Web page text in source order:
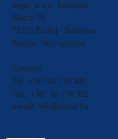
Sejari d.o.o. Sarajevo
Blažuj 78,
71215 Blažuj - Sarajevo
Bosna i Hercegovina
Centrala:
Tel: +387 33 770 300
Fax: +387 33 770 301
e-mail: info@sejari.ba